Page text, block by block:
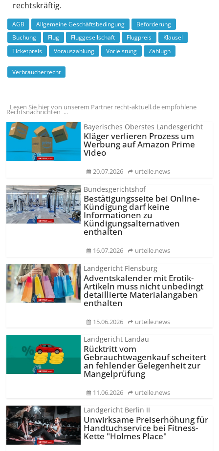
rechtskräftig.
AGB Allgemeine Geschäftsbedingung
Beförderung
Buchung
Flug Fluggesellschaft Flugpreis
Klausel
Ticketpreis
Vorauszahlung Vorleistung Zahlugn
Verbraucherrecht
Lesen Sie hier von unserem Partner recht-aktuell.de empfohlene
Rechtsnachrichten ...
Bayerisches Oberstes Landesgericht
Kläger verlieren Prozess um
Werbung auf Amazon Prime
Video
20.07.2026 urteile.news
Bundesgerichtshof
Bestätigungsseite bei Online-
Kündigung darf keine
Informationen zu
Kündigungsal­ternativen
enthalten
16.07.2026 urteile.news
Landgericht Flensburg
Adventskalender mit Erotik-
Artikeln muss nicht unbedingt
detaillierte Materialangaben
enthalten
15.06.2026 urteile.news
Landgericht Landau
Rücktritt vom
Gebrauchtwagenkauf scheitert
an fehlender Gelegenheit zur
Mangelprüfung
11.06.2026 urteile.news
Landgericht Berlin II
Unwirksame Preiserhöhung für
Handtuchservice bei Fitness-
Kette "Holmes Place"